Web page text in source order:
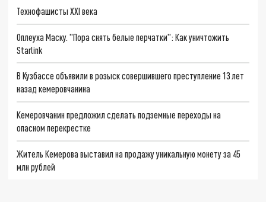
Технофашисты XXI века
Оплеуха Маску. "Пора снять белые перчатки": Как уничтожить
Starlink
В Кузбассе объявили в розыск совершившего преступление 13 лет
назад кемеровчанина
Кемеровчанин предложил сделать подземные переходы на
опасном перекрестке
Житель Кемерова выставил на продажу уникальную монету за 45
млн рублей